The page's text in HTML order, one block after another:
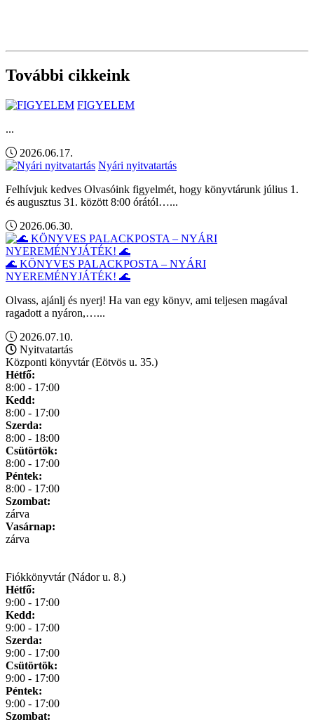
További cikkeink
FIGYELEM
...
2026.06.17.
Nyári nyitvatartás
Felhívjuk kedves Olvasóink figyelmét, hogy könyvtárunk július 1.
és augusztus 31. között 8:00 órától…...
2026.06.30.
🌊 KÖNYVES PALACKPOSTA – NYÁRI
NYEREMÉNYJÁTÉK! 🌊
Olvass, ajánlj és nyerj! Ha van egy könyv, ami teljesen magával
ragadott a nyáron,…...
2026.07.10.
Nyitvatartás
Központi könyvtár (Eötvös u. 35.)
Hétfő:
8:00 - 17:00
Kedd:
8:00 - 17:00
Szerda:
8:00 - 18:00
Csütörtök:
8:00 - 17:00
Péntek:
8:00 - 17:00
Szombat:
zárva
Vasárnap:
zárva
Fiókkönyvtár (Nádor u. 8.)
Hétfő:
9:00 - 17:00
Kedd:
9:00 - 17:00
Szerda:
9:00 - 17:00
Csütörtök:
9:00 - 17:00
Péntek:
9:00 - 17:00
Szombat: